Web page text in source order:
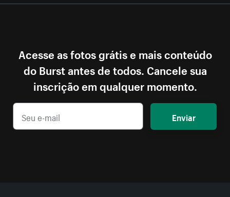
Acesse as fotos grátis e mais conteúdo
do Burst antes de todos. Cancele sua
inscrição em qualquer momento.
Enviar